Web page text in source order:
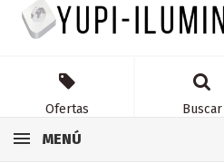
Ofertas Buscar
MENÚ